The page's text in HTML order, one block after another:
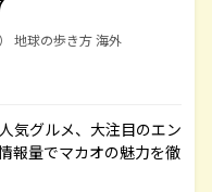
地球の歩き方 海外
気グルメ、大注目のエン
報量でマカオの魅力を徹